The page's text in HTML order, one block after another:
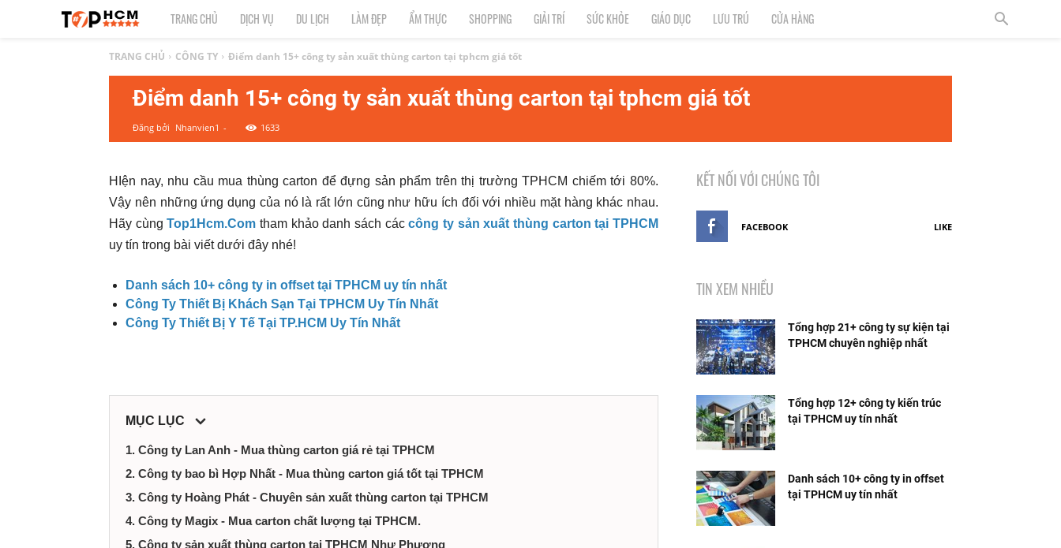
TOP
1
HCM
|
địa
điểm,
dịch
vụ
Thành
Hồ
TRANG CHỦ DỊCH VỤ DU LỊCH LÀM ĐẸP ẨM THỰC SHOPPING GIẢI TRÍ SỨC KHỎE GIÁO DỤC LƯU TRÚ CỬA HÀNG
TRANG CHỦ CÔNG TY Điểm danh 15+ công ty sản xuất thùng carton tại tphcm giá tốt
Điểm danh 15+ công ty sản xuất thùng carton tại tphcm giá tốt
Đăng bởi Nhanvien1 - 1633
HIện nay, nhu cầu mua thùng carton để đựng sản phẩm trên thị trường TPHCM chiếm tới 80%.
Vậy nên những ứng dụng của nó là rất lớn cũng như hữu ích đối với nhiều mặt hàng khác nhau.
Hãy cùngTop1Hcm.Com tham khảo danh sách cáccông ty sản xuất thùng carton tại TPHCM
uy tín trong bài viết dưới đây nhé!
Danh sách 10+ công ty in offset tại TPHCM uy tín nhất
Công Ty Thiết Bị Khách Sạn Tại TPHCM Uy Tín Nhất
Công Ty Thiết Bị Y Tế Tại TP.HCM Uy Tín Nhất
MỤC LỤC
1. Công ty Lan Anh - Mua thùng carton giá rẻ tại TPHCM
2. Công ty bao bì Hợp Nhất - Mua thùng carton giá tốt tại TPHCM
3. Công ty Hoàng Phát - Chuyên sản xuất thùng carton tại TPHCM
4. Công ty Magix - Mua carton chất lượng tại TPHCM.
5. Công ty sản xuất thùng carton tại TPHCM Như Phương
KẾT NỐI VỚI CHÚNG TÔI
FACEBOOK LIKE
TIN XEM NHIỀU
Tổng hợp 21+ công ty sự kiện tại
TPHCM chuyên nghiệp nhất
Tổng hợp 12+ công ty kiến trúc
tại TPHCM uy tín nhất
Danh sách 10+ công ty in offset
tại TPHCM uy tín nhất